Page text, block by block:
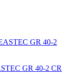
GR 40-2 CR